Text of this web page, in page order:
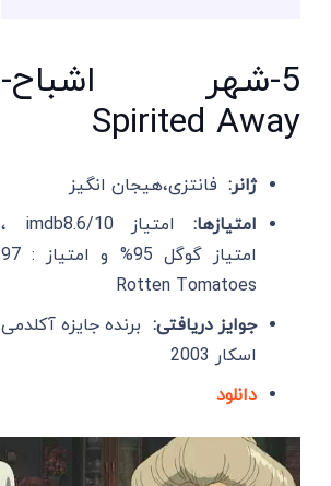
5-شهر اشباح-
Spirited Away
ژانر: فانتزی،هیجان انگیز
امتیازها:
امتیاز imdb8.6/10 ،
امتیاز گوگل 95% و امتیاز : 97
Rotten Tomatoes
جوایز دریافتی: برنده جایزه آکلدمی
اسکار 2003
دانلود